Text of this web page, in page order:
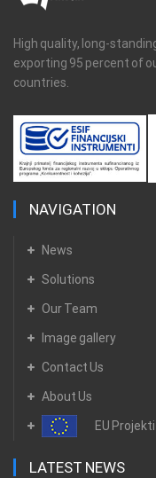
High quality, long-
exporting 95 percent of
countries.
NAVIGATION
News
Solutions
Our Team
Image gallery
Contact Us
About Us
EU Projekti
LATEST NEWS